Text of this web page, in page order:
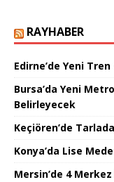
RAYHABER
Edirne’de Yeni Tren
Bursa’da Yeni
Belirleyecek
Keçiören’de
Konya’da Lise
Mersin’de 4 Merkez